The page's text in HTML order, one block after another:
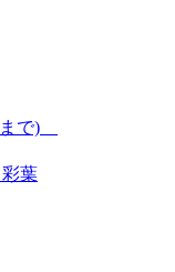
まで)
葉